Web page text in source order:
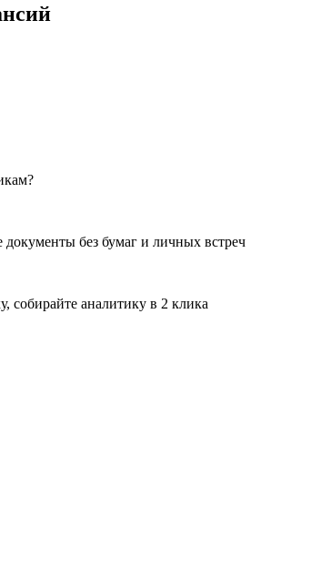
без бумаг и личных встреч
собирайте аналитику в 2 клика